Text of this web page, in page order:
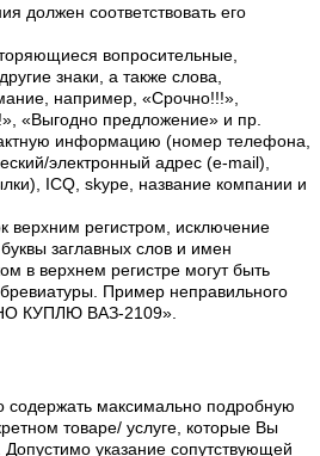
должен соответствовать его
вопросительные,
знаки, а также слова,
например, «Срочно!!!»,
«Выгодно предложение» и пр.
информацию (номер телефона,
электронный адрес (e-mail),
ICQ, skype, название компании и
верхним регистром, исключение
заглавных слов и имен
в верхнем регистре могут быть
Пример неправильного
КУПЛЮ ВАЗ-2109».
максимально подробную
товаре/ услуге, которые Вы
указание сопутствующей